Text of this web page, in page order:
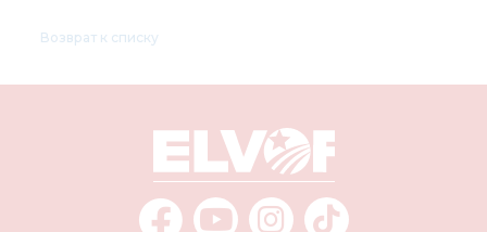
Возврат к списку